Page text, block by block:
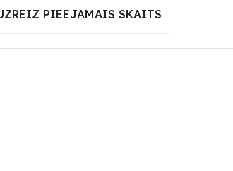
PIEEJAMAIS SKAITS